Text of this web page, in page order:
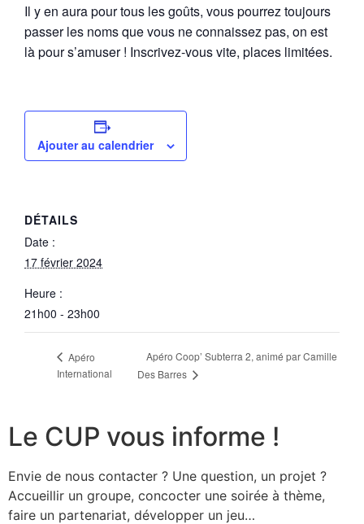
Il y en aura pour tous les goûts, vous pourrez toujours
passer les noms que vous ne connaissez pas, on est
là pour s’amuser ! Inscrivez-vous vite, places limitées.
Ajouter au calendrier
DÉTAILS
Date :
17 février 2024
Heure :
21h00 - 23h00
Apéro
International
Apéro Coop’ Subterra 2, animé par Camille
Des Barres
Le CUP vous informe !
Envie de nous contacter ? Une question, un projet ?
Accueillir un groupe, concocter une soirée à thème,
faire un partenariat, développer un jeu…